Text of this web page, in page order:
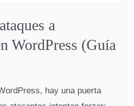
a
WordPress (Guía
hay una puerta